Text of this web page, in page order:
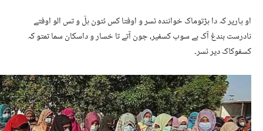
او پاریر کہ دا ہڑتوماک خوانندہ ئسر و اوفتا کس ئتون ہڷ و تس الو اوفتے
نادرست بندغ آک بے سوب کسفیر، جون آتے تا خسار و داسکان سما تمتو کہ
کسفوکاک دیر ئسر۔